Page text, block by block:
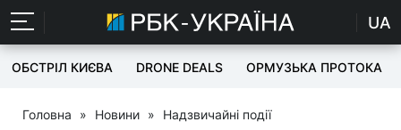
UA
ОБСТРІЛ КИЄВА DRONE DEALS ОРМУЗЬКА ПРОТОКА
Головна » Новини » Надзвичайні події